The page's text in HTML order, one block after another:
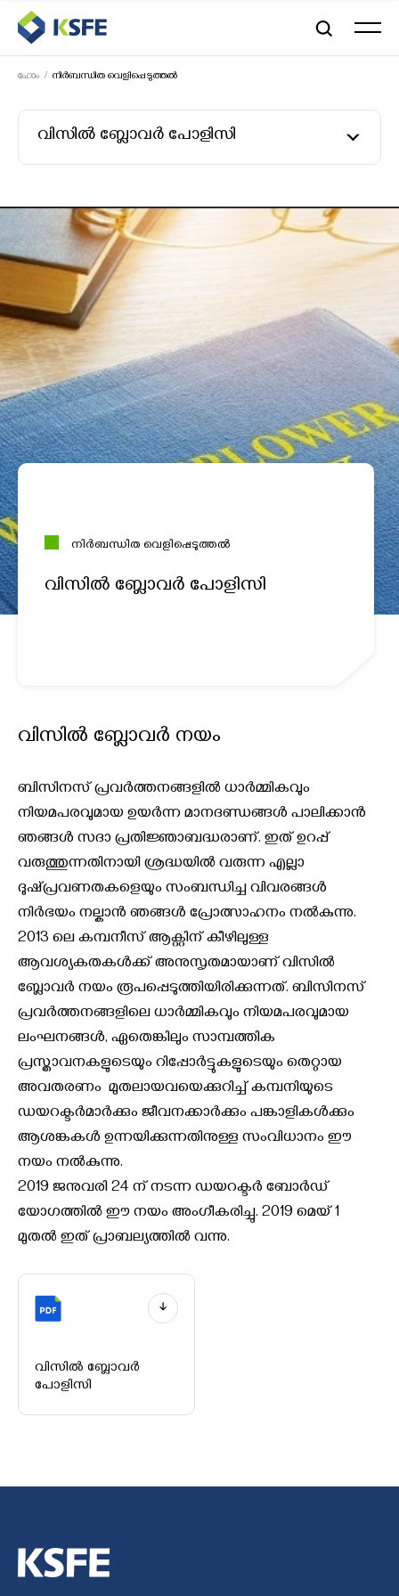
ഹോം നിർബന്ധിത വെളിപ്പെടുത്തൽ
വിസിൽ ബ്ലോവർ പോളിസി
നിർബന്ധിത വെളിപ്പെടുത്തൽ
വിസിൽ ബ്ലോവർ പോളിസി
വിസിൽ ബ്ലോവർ നയം
ബിസിനസ് പ്രവർത്തനങ്ങളിൽ ധാർമ്മികവും
നിയമപരവുമായ ഉയർന്ന മാനദണ്ഡങ്ങൾ പാലിക്കാൻ
ഞങ്ങൾ സദാ പ്രതിജ്ഞാബദ്ധരാണ്. ഇത് ഉറപ്പ്
വരുത്തുന്നതിനായി ശ്രദ്ധയിൽ വരുന്ന എല്ലാ
ദുഷ്പ്രവണതകളെയും സംബന്ധിച്ച വിവരങ്ങൾ
നിർഭയം നല്കാൻ ഞങ്ങൾ പ്രോത്സാഹനം നൽകുന്നു.
2013 ലെ കമ്പനീസ് ആക്റ്റിന് കീഴിലുള്ള
ആവശ്യകതകൾക്ക് അനുസൃതമായാണ് വിസിൽ
ബ്ലോവർ നയം രൂപപ്പെടുത്തിയിരിക്കുന്നത്. ബിസിനസ്
പ്രവർത്തനങ്ങളിലെ ധാർമ്മികവും നിയമപരവുമായ
ലംഘനങ്ങൾ, ഏതെങ്കിലും സാമ്പത്തിക
പ്രസ്താവനകളുടെയും റിപ്പോർട്ടുകളുടെയും തെറ്റായ
അവതരണം മുതലായവയെക്കുറിച്ച് കമ്പനിയുടെ
ഡയറക്ടർമാർക്കും ജീവനക്കാർക്കും പങ്കാളികൾക്കും
ആശങ്കകൾ ഉന്നയിക്കുന്നതിനുള്ള സംവിധാനം ഈ
നയം നൽകുന്നു.
2019 ജനുവരി 24 ന് നടന്ന ഡയറക്ടർ ബോർഡ്
യോഗത്തിൽ ഈ നയം അംഗീകരിച്ചു. 2019 മെയ് 1
മുതൽ ഇത് പ്രാബല്യത്തിൽ വന്നു.
വിസിൽ ബ്ലോവർ
പോളിസി